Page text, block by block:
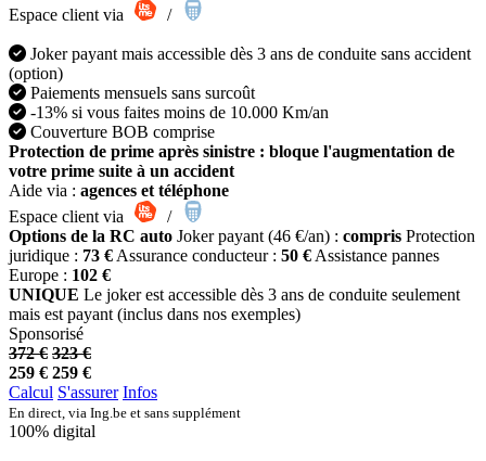
Espace client via
/
Joker payant mais accessible dès 3 ans de conduite sans accident
(option)
Paiements mensuels sans surcoût
-13% si vous faites moins de 10.000 Km/an
Couverture BOB comprise
Protection de prime après sinistre : bloque l'augmentation de
votre prime suite à un accident
Aide via : agences et téléphone
Espace client via
/
Options de la RC auto Joker payant (46 €/an) : compris Protection
juridique : 73 € Assurance conducteur : 50 € Assistance pannes
Europe : 102 €
UNIQUE Le joker est accessible dès 3 ans de conduite seulement
mais est payant (inclus dans nos exemples)
Sponsorisé
372 € 323 €
259 € 259 €
Calcul S'assurer Infos
En direct, via Ing.be et sans supplément
100% digital